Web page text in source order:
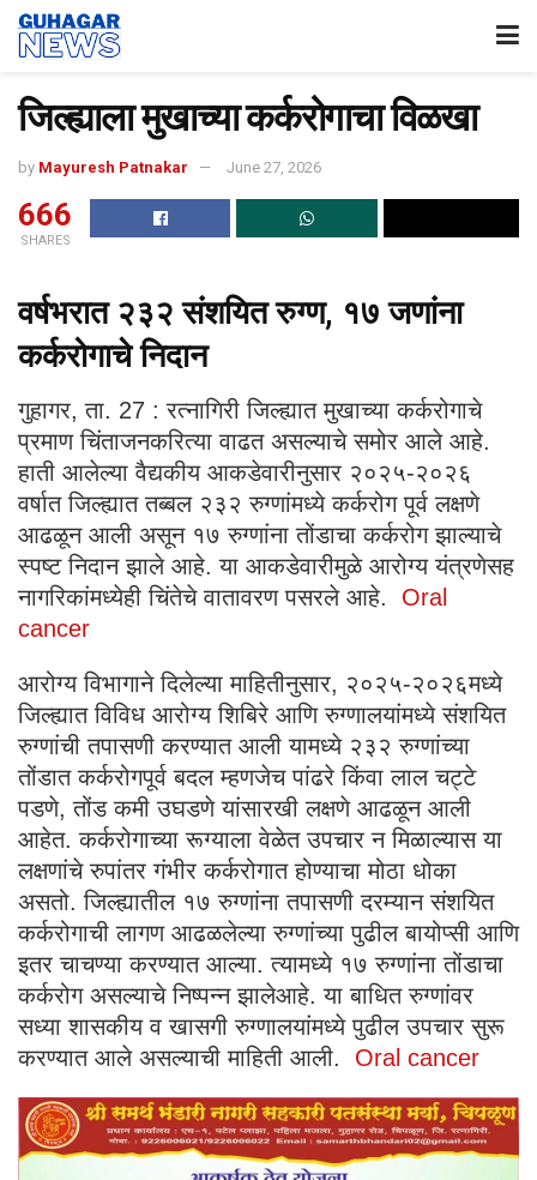
जिल्ह्याला मुखाच्या कर्करोगाचा विळखा
by Mayuresh Patnakar June 27, 2026
666
SHARES
वर्षभरात २३२ संशयित रुग्ण, १७ जणांना
कर्करोगाचे निदान
गुहागर, ता. 27 : रत्नागिरी जिल्ह्यात मुखाच्या कर्करोगाचे
प्रमाण चिंताजनकरित्या वाढत असल्याचे समोर आले आहे.
हाती आलेल्या वैद्यकीय आकडेवारीनुसार २०२५-२०२६
वर्षात जिल्ह्यात तब्बल २३२ रुग्णांमध्ये कर्करोग पूर्व लक्षणे
आढळून आली असून १७ रुग्णांना तोंडाचा कर्करोग झाल्याचे
स्पष्ट निदान झाले आहे. या आकडेवारीमुळे आरोग्य यंत्रणेसह
नागरिकांमध्येही चिंतेचे वातावरण पसरले आहे. Oral
cancer
आरोग्य विभागाने दिलेल्या माहितीनुसार, २०२५-२०२६मध्ये
जिल्ह्यात विविध आरोग्य शिबिरे आणि रुग्णालयांमध्ये संशयित
रुग्णांची तपासणी करण्यात आली यामध्ये २३२ रुग्णांच्या
तोंडात कर्करोगपूर्व बदल म्हणजेच पांढरे किंवा लाल चट्टे
पडणे, तोंड कमी उघडणे यांसारखी लक्षणे आढळून आली
आहेत. कर्करोगाच्या रूग्याला वेळेत उपचार न मिळाल्यास या
लक्षणांचे रुपांतर गंभीर कर्करोगात होण्याचा मोठा धोका
असतो. जिल्ह्यातील १७ रुग्णांना तपासणी दरम्यान संशयित
कर्करोगाची लागण आढळलेल्या रुग्णांच्या पुढील बायोप्सी आणि
इतर चाचण्या करण्यात आल्या. त्यामध्ये १७ रुग्णांना तोंडाचा
कर्करोग असल्याचे निष्पन्न झालेआहे. या बाधित रुग्णांवर
सध्या शासकीय व खासगी रुग्णालयांमध्ये पुढील उपचार सुरू
करण्यात आले असल्याची माहिती आली. Oral cancer